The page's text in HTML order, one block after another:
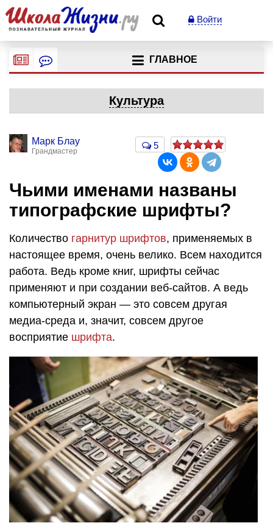
Войти
ГЛАВНОЕ
Культура
Марк Блау
Грандмастер
5
Чьими именами названы
типографские шрифты?
Количество гарнитур шрифтов, применяемых в
настоящее время, очень велико. Всем находится
работа. Ведь кроме книг, шрифты сейчас
применяют и при создании веб-сайтов. А ведь
компьютерный экран — это совсем другая
медиа-среда и, значит, совсем другое
восприятие шрифта.